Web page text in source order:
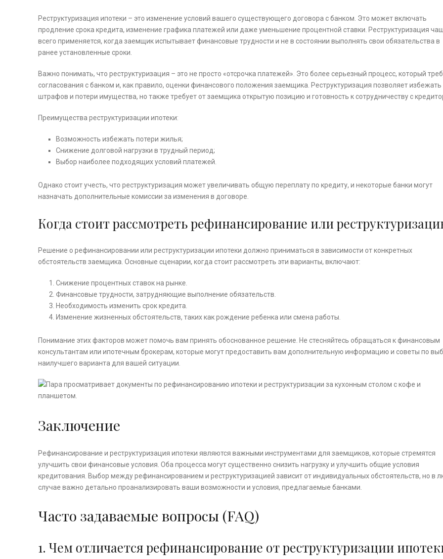
Реструктуризация ипотеки – это изменение условий вашего существующего договора с банком. Это может включать
продление срока кредита, изменение графика платежей или даже уменьшение процентной ставки. Реструктуризация
всего применяется, когда заемщик испытывает финансовые трудности и не в состоянии выполнять свои обязательства в
ранее установленные сроки.
Важно понимать, что реструктуризация – это не просто «отсрочка платежей». Это более серьезный процесс, который
согласования с банком и, как правило, оценки финансового положения заемщика. Реструктуризация позволяет избежать
штрафов и потери имущества, но также требует от заемщика открытую позицию и готовность к сотрудничеству с
Преимущества реструктуризации ипотеки:
Возможность избежать потери жилья;
Снижение долговой нагрузки в трудный период;
Выбор наиболее подходящих условий платежей.
Однако стоит учесть, что реструктуризация может увеличивать общую переплату по кредиту, и некоторые банки могут
назначать дополнительные комиссии за изменения в договоре.
Когда стоит рассмотреть рефинансирование или
Решение о рефинансировании или реструктуризации ипотеки должно приниматься в зависимости от конкретных
обстоятельств заемщика. Основные сценарии, когда стоит рассмотреть эти варианты, включают:
Снижение процентных ставок на рынке.
Финансовые трудности, затрудняющие выполнение обязательств.
Необходимость изменить срок кредита.
Изменение жизненных обстоятельств, таких как рождение ребенка или смена работы.
Понимание этих факторов может помочь вам принять обоснованное решение. Не стесняйтесь обращаться к финансовым
консультантам или ипотечным брокерам, которые могут предоставить вам дополнительную информацию и советы по
наилучшего варианта для вашей ситуации.
Заключение
Рефинансирование и реструктуризация ипотеки являются важными инструментами для заемщиков, которые стремятся
улучшить свои финансовые условия. Оба процесса могут существенно снизить нагрузку и улучшить общие условия
кредитования. Выбор между рефинансированием и реструктуризацией зависит от индивидуальных обстоятельств, но в
случае важно детально проанализировать ваши возможности и условия, предлагаемые банками.
Часто задаваемые вопросы (FAQ)
1. Чем отличается рефинансирование от реструктуризации